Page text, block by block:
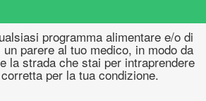
programma alimentare e/o di
parere al tuo medico, in modo da
la strada che stai per intraprendere
per la tua condizione.